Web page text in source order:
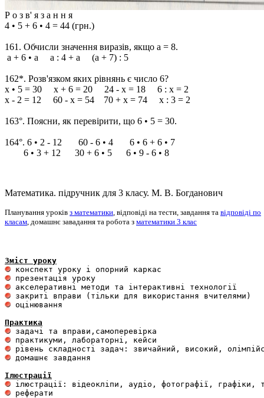
Р о з в' я з а н н я
4 • 5 + 6 • 4 = 44 (грн.)
161. Обчисли значення виразів, якщо а = 8.
а + 6 • а а : 4 + а (а + 7) : 5
162*. Розв'язком яких рівнянь є число 6?
х • 5 = 30 х + 6 = 20 24 - х = 18 6 : х = 2
х - 2 = 12 60 - х = 54 70 + х = 74 х : 3 = 2
163°. Поясни, як перевірити, що 6 • 5 = 30.
164°. 6 • 2 - 12 60 - 6 • 4 6 • 6 + 6 • 7
6 • 3 + 12 30 + 6 • 5 6 • 9 - 6 • 8
Математика. підручник для 3 класу. М. В. Богданович
Планування уроків з математики, відповіді на тести, завдання та відповіді по
класам, домашнє завадання та робота з математики 3 клас
Зміст уроку
оцінювання
Практика
домашнє завдання
Ілюстрації